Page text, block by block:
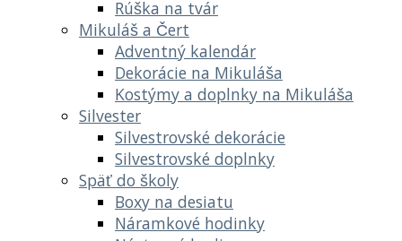
Rúška na tvár
Mikuláš a Čert
Adventný kalendár
Dekorácie na Mikuláša
Kostýmy a doplnky na Mikuláša
Silvester
Silvestrovské dekorácie
Silvestrovské doplnky
Späť do školy
Boxy na desiatu
Náramkové hodinky